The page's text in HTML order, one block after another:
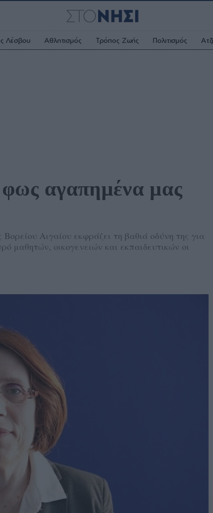
Λέσβου Αθλητισμός Τρόπος Ζωής Πολιτισμός
αγαπημένα μας
Αιγαίου εκφράζει τη βαθιά οδύνη της για
μαθητών, οικογενειών και εκπαιδευτικών οι